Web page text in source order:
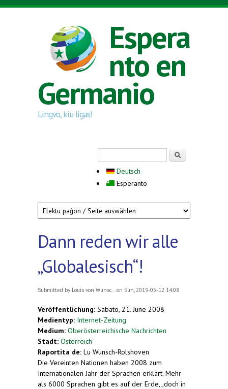
Skip to main content
Espera
nto en
Germanio
Lingvo, kiu ligas!
Deutsch
Esperanto
Dann reden wir alle
„Globalesisch“!
Submitted by Louis von Wunsc... on Sun, 2019-05-12 14:08
Veröffentlichung: Sabato, 21. June 2008
Medientyp: Internet-Zeitung
Medium: Oberösterreichische Nachrichten
Stadt: Österreich
Raportita de: Lu Wunsch-Rolshoven
Die Vereinten Nationen haben 2008 zum
Internationalen Jahr der Sprachen erklärt. Mehr
als 6000 Sprachen gibt es auf der Erde, „doch in